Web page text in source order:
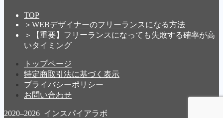
TOP
＞ WEBデザイナーのフリーランスになる方法
＞
【重要】フリーランスになっても失敗する確率が高
いタイミング
トップページ
特定商取引法に基づく表示
プライバシーポリシー
お問い合わせ
2020–2026 インスパイアラボ